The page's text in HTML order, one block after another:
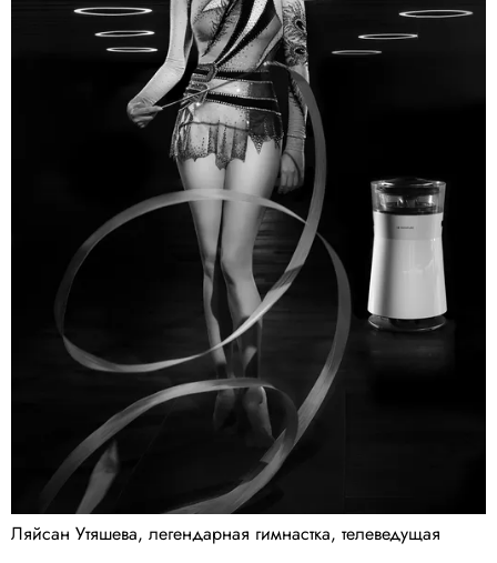
Ляйсан Утяшева, легендарная гимнастка, телеведущая